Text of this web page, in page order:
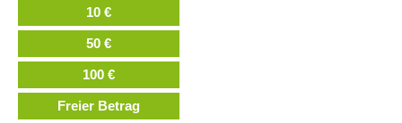
Vorstand
10 €
50 €
100 €
Freier Betrag